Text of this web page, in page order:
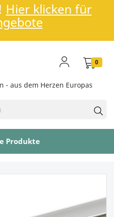
Hier klicken für
- aus dem Herzen Europas
0
Produkte